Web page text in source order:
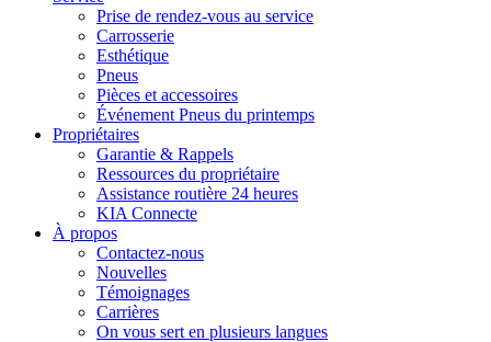
Prise de rendez-vous au service
Carrosserie
Esthétique
Pneus
Pièces et accessoires
Événement Pneus du printemps
Propriétaires
Garantie & Rappels
Ressources du propriétaire
Assistance routière 24 heures
KIA Connecte
À propos
Contactez-nous
Nouvelles
Témoignages
Carrières
On vous sert en plusieurs langues